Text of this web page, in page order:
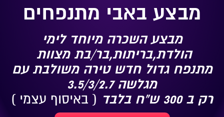
מבצע באבי מתנפחים
מבצע השכרה מיוחד לימי
הולדת,בריתות,בר/בת מצוות
מתנפח גדול חדש טירה משולבת עם
מגלשה 3.5/3/2.7
רק ב 300 ש"ח בלבד
( באיסוף עצמי )